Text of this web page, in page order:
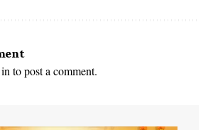
to post a comment.